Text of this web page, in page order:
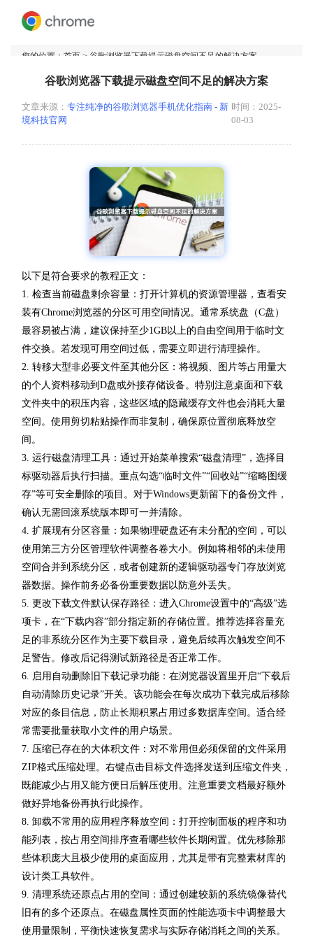
您的位置： 首页 > 谷歌浏览器下载提示磁盘空间不足的解决方案
谷歌浏览器下载提示磁盘空间不足的解决方案
文章来源： 专注纯净的谷歌浏览器手机优化指南 - 新
境科技官网
时间：2025-
08-03
以下是符合要求的教程正文：
1. 检查当前磁盘剩余容量：打开计算机的资源管理器，查看安
装有Chrome浏览器的分区可用空间情况。通常系统盘（C盘）
最容易被占满，建议保持至少1GB以上的自由空间用于临时文
件交换。若发现可用空间过低，需要立即进行清理操作。
2. 转移大型非必要文件至其他分区：将视频、图片等占用量大
的个人资料移动到D盘或外接存储设备。特别注意桌面和下载
文件夹中的积压内容，这些区域的隐藏缓存文件也会消耗大量
空间。使用剪切粘贴操作而非复制，确保原位置彻底释放空
间。
3. 运行磁盘清理工具：通过开始菜单搜索“磁盘清理”，选择目
标驱动器后执行扫描。重点勾选“临时文件”“回收站”“缩略图缓
存”等可安全删除的项目。对于Windows更新留下的备份文件，
确认无需回滚系统版本即可一并清除。
4. 扩展现有分区容量：如果物理硬盘还有未分配的空间，可以
使用第三方分区管理软件调整各卷大小。例如将相邻的未使用
空间合并到系统分区，或者创建新的逻辑驱动器专门存放浏览
器数据。操作前务必备份重要数据以防意外丢失。
5. 更改下载文件默认保存路径：进入Chrome设置中的“高级”选
项卡，在“下载内容”部分指定新的存储位置。推荐选择容量充
足的非系统分区作为主要下载目录，避免后续再次触发空间不
足警告。修改后记得测试新路径是否正常工作。
6. 启用自动删除旧下载记录功能：在浏览器设置里开启“下载后
自动清除历史记录”开关。该功能会在每次成功下载完成后移除
对应的条目信息，防止长期积累占用过多数据库空间。适合经
常需要批量获取小文件的用户场景。
7. 压缩已存在的大体积文件：对不常用但必须保留的文件采用
ZIP格式压缩处理。右键点击目标文件选择发送到压缩文件夹，
既能减少占用又能方便日后解压使用。注意重要文档最好额外
做好异地备份再执行此操作。
8. 卸载不常用的应用程序释放空间：打开控制面板的程序和功
能列表，按占用空间排序查看哪些软件长期闲置。优先移除那
些体积庞大且极少使用的桌面应用，尤其是带有完整素材库的
设计类工具软件。
9. 清理系统还原点占用的空间：通过创建较新的系统镜像替代
旧有的多个还原点。在磁盘属性页面的性能选项卡中调整最大
使用量限制，平衡快速恢复需求与实际存储消耗之间的关系。